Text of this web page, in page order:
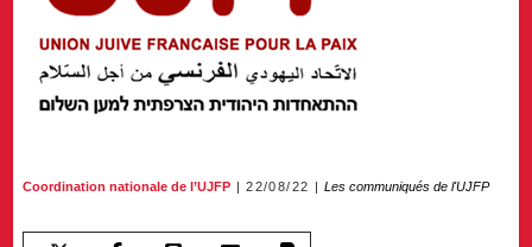
Coordination nationale de l’UJFP 22/08/22 Les communiqués de l'UJFP